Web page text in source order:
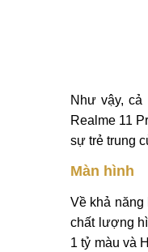
Như vậy,
Realme 11
sự trẻ trung
Màn hình
Về khả năng
chất lượng
1 tỷ màu và